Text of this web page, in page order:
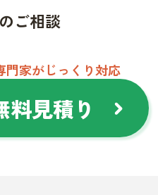
ご相談
門家がじっくり対応
料見積り chevron_right